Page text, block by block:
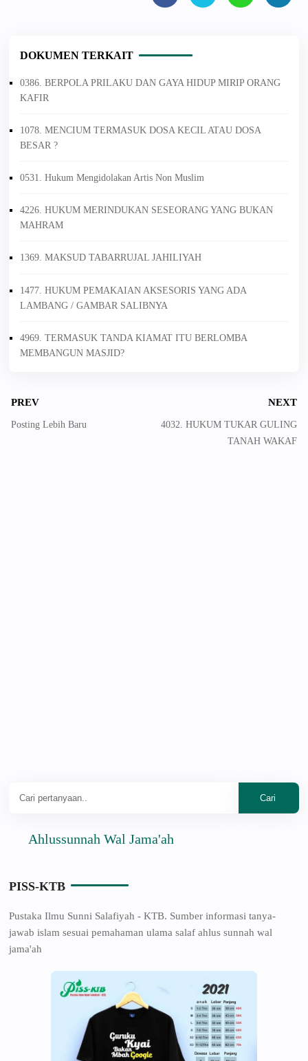
DOKUMEN TERKAIT
0386. BERPOLA PRILAKU DAN GAYA HIDUP MIRIP ORANG
KAFIR
1078. MENCIUM TERMASUK DOSA KECIL ATAU DOSA
BESAR ?
0531. Hukum Mengidolakan Artis Non Muslim
4226. HUKUM MERINDUKAN SESEORANG YANG BUKAN
MAHRAM
1369. MAKSUD TABARRUJAL JAHILIYAH
1477. HUKUM PEMAKAIAN AKSESORIS YANG ADA
LAMBANG / GAMBAR SALIBNYA
4969. TERMASUK TANDA KIAMAT ITU BERLOMBA
MEMBANGUN MASJID?
PREV
Posting Lebih Baru
NEXT
4032. HUKUM TUKAR GULING
TANAH WAKAF
Ahlussunnah Wal Jama'ah
PISS-KTB
Pustaka Ilmu Sunni Salafiyah - KTB. Sumber informasi tanya-
jawab islam sesuai pemahaman ulama salaf ahlus sunnah wal
jama'ah